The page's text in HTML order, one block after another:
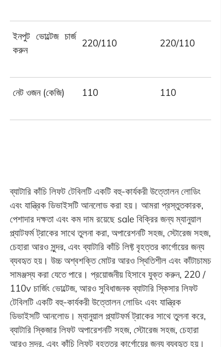
ইনপুট ভোল্টেজ চার্জ
করুন
220/110 220/110
নেট ওজন (কেজি) 110 110
ব্যাটারি কাঁচি লিফট টেবিলটি একটি বহু-কার্যকরী উত্তোলন লোডিং
এবং যান্ত্রিক ডিভাইসটি আনলোড করা হয়। আমরা প্রস্তুতকারক,
পেশাদার দক্ষতা এবং কম দাম রয়েছে sale বিক্রির জন্য ম্যানুয়াল
প্ল্যাটফর্ম ট্রাকের সাথে তুলনা করা, অপারেশনটি সহজ, স্টোরেজ সহজ,
চেহারা আরও সুন্দর, এবং ব্যাটারি কাঁচি লিফ্ট বৃহত্তর কার্গোয়ের জন্য
ব্যবহৃত হয়। উচ্চ অশ্বশক্তি মোটর আরও স্থিতিশীল এবং কাঁটাচামচ
সামঞ্জস্য করা যেতে পারে। প্রয়োজনীয় হিসাবে যুক্ত করুন, 220 /
110v চার্জিং ভোল্টেজ, আরও সুবিধাজনক ব্যাটারি স্কিসার লিফট
টেবিলটি একটি বহু-কার্যকরী উত্তোলন লোডিং এবং যান্ত্রিক
ডিভাইসটি আনলোড। ম্যানুয়াল প্ল্যাটফর্ম ট্রাকের সাথে তুলনা করে,
ব্যাটারি স্কিজার লিফট অপারেশনটি সহজ, স্টোরেজ সহজ, চেহারা
আরও সুন্দর, এবং কাঁচি লিফট বৃহত্তর কার্গোয়ের জন্য ব্যবহৃত হয়।